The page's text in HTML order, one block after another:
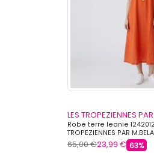
LES TROPEZIENNES
Robe terre leanie
TROPEZIENNES PAR
65,00 €23,99 € 63%